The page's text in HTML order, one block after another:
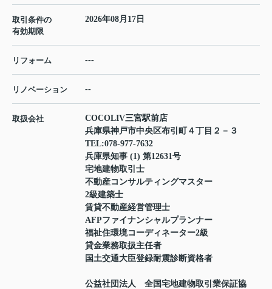
取引条件の
有効期限
2026年08月17日
リフォーム ---
リノベーション --
取扱会社
COCOLIV三宮駅前店
兵庫県神戸市中央区布引町４丁目２－３
TEL:078-977-7632
兵庫県知事 (1) 第12631号
宅地建物取引士
不動産コンサルティングマスター
2級建築士
賃貸不動産経営管理士
AFPファイナンシャルプランナー
福祉住環境コーディネーター2級
貸金業務取扱主任者
国土交通大臣登録耐震診断資格者
公益社団法人 全国宅地建物取引業保証協